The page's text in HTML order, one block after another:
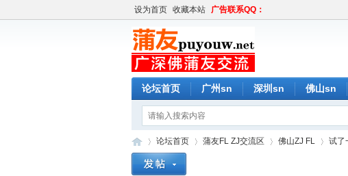
设为首页 收藏本站 广告联系QQ：
论坛首页 广州sn 深圳sn 佛山sn
论坛首页 蒲友FL ZJ交流区 佛山ZJ FL 试了